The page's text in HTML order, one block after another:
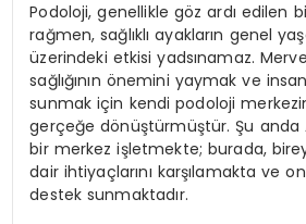
Podoloji, genellikle göz ardı edilen
rağmen, sağlıklı ayakların genel
üzerindeki etkisi yadsınamaz.
sağlığının önemini yaymak ve
sunmak için kendi podoloji
gerçeğe dönüştürmüştür. Şu anda
bir merkez işletmekte; burada,
dair ihtiyaçlarını karşılamakta ve
destek sunmaktadır.